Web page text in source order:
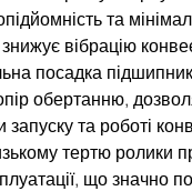
та
вібрацію
посадка
обертанню,
та роботі
тертю ролики
що значно